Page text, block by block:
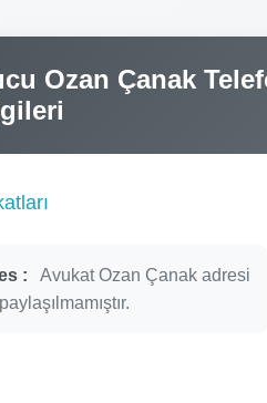
Ozan Çanak
:
Avukat Ozan Çanak adresi